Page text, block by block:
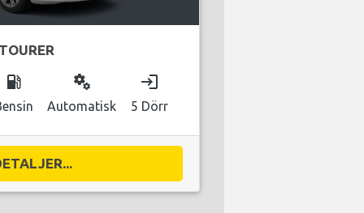
local_gas_station miscellaneous_services
Automatisk
login
5 Dörr